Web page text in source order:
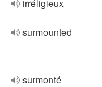
irréligieux
surmounted
surmonté